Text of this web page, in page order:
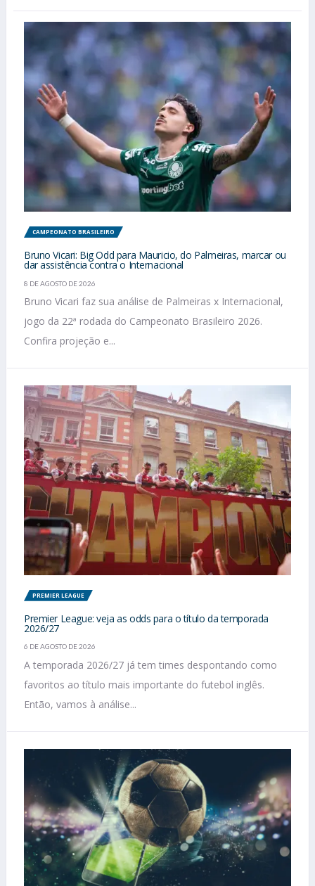
CAMPEONATO BRASILEIRO
Bruno Vicari: Big Odd para Mauricio, do Palmeiras, marcar ou
dar assistência contra o Internacional
8 DE AGOSTO DE 2026
Bruno Vicari faz sua análise de Palmeiras x Internacional,
jogo da 22ª rodada do Campeonato Brasileiro 2026.
Confira projeção e...
PREMIER LEAGUE
Premier League: veja as odds para o título da temporada
2026/27
6 DE AGOSTO DE 2026
A temporada 2026/27 já tem times despontando como
favoritos ao título mais importante do futebol inglês.
Então, vamos à análise...